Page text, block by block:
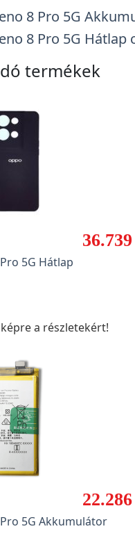
8 Pro 5G
8 Pro 5G Hátlap
termékek
5G Hátlap
a részletekért!
5G Akkumulátor